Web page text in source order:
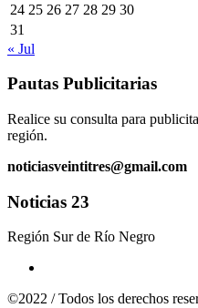
24 25 26 27 28 29 30
31
« Jul
Pautas Publicitarias
Realice su consulta para
región.
noticiasveintitres@gmail.com
Noticias 23
Región Sur de Río Negro
©2022 / Todos los derechos